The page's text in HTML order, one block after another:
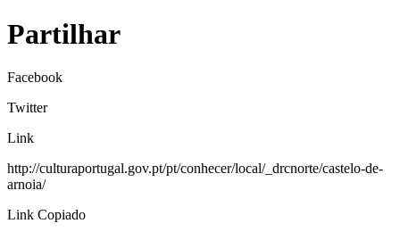
Partilhar
Facebook
Twitter
Link
http://culturaportugal.gov.pt/pt/conhecer/local/_drcnorte/castelo-de-
arnoia/
Link Copiado